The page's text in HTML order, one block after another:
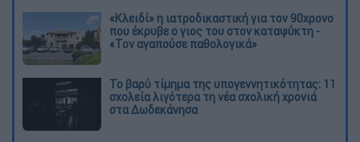
«Κλειδί» η ιατροδικαστική για τον 90χρονο
που έκρυβε ο γιος του στον καταψύκτη -
«Τον αγαπούσε παθολογικά»
Το βαρύ τίμημα της υπογεννητικότητας: 11
σχολεία λιγότερα τη νέα σχολική χρονιά
στα Δωδεκάνησα